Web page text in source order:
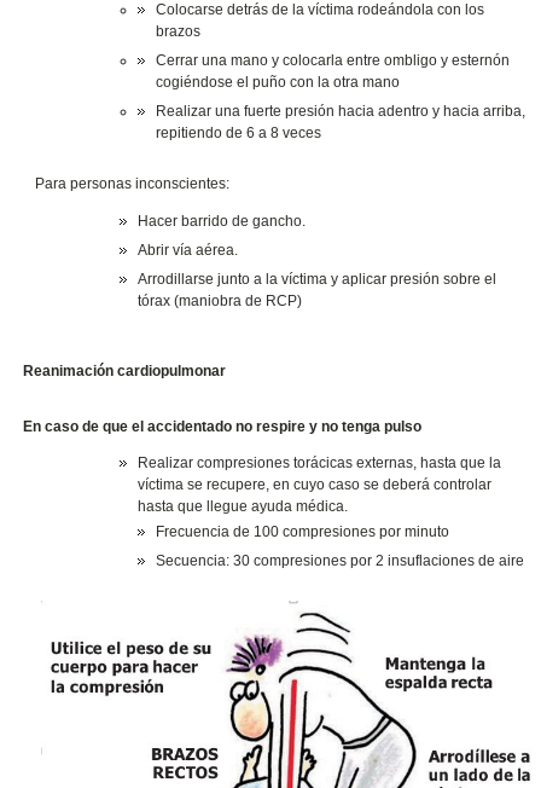
Colocarse detrás de la víctima rodeándola con los
brazos
Cerrar una mano y colocarla entre ombligo y esternón
cogiéndose el puño con la otra mano
Realizar una fuerte presión hacia adentro y hacia arriba,
repitiendo de 6 a 8 veces
Para personas inconscientes:
Hacer barrido de gancho.
Abrir vía aérea.
Arrodillarse junto a la víctima y aplicar presión sobre el
tórax (maniobra de RCP)
Reanimación cardiopulmonar
En caso de que el accidentado no respire y no tenga pulso
Realizar compresiones torácicas externas, hasta que la
víctima se recupere, en cuyo caso se deberá controlar
hasta que llegue ayuda médica.
Frecuencia de 100 compresiones por minuto
Secuencia: 30 compresiones por 2 insuflaciones de aire